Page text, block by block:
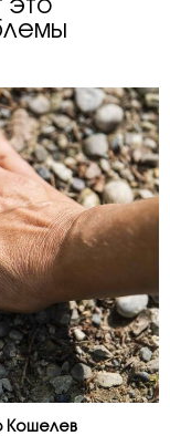
это
Кошелев